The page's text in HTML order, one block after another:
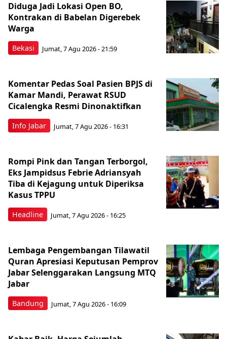
Bekasi
Diduga Jadi Lokasi Open BO,
Kontrakan di Babelan Digerebek
Warga
Jumat, 7 Agu 2026 - 21:59
Info Jabar
Komentar Pedas Soal Pasien BPJS di
Kamar Mandi, Perawat RSUD
Cicalengka Resmi Dinonaktifkan
Jumat, 7 Agu 2026 - 16:31
Headline
Rompi Pink dan Tangan Terborgol,
Eks Jampidsus Febrie Adriansyah
Tiba di Kejagung untuk Diperiksa
Kasus TPPU
Jumat, 7 Agu 2026 - 16:25
Bandung
Lembaga Pengembangan Tilawatil
Quran Apresiasi Keputusan Pemprov
Jabar Selenggarakan Langsung MTQ
Jabar
Jumat, 7 Agu 2026 - 16:09